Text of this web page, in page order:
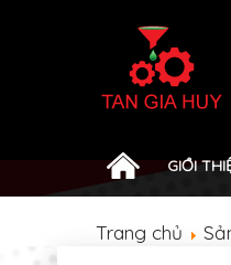
GIỚI
Trang chủ